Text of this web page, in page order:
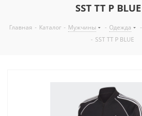
SST TT P BLUE
Главная - Каталог - Мужчины - Одежда -
- SST TT P BLUE